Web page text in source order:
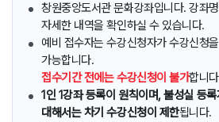
창원중앙도서관 문화강좌입니다. 강좌
자세한 내역을 확인하실 수 있습니다.
예비 접수자는 수강신청자가 수강신청
가능합니다.
접수기간 전에는 수강신청이 불가합니
1인 1강좌 등록이 원칙이며, 불성실 등
대해서는 차기 수강신청이 제한됩니다.